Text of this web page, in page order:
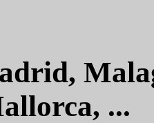
...